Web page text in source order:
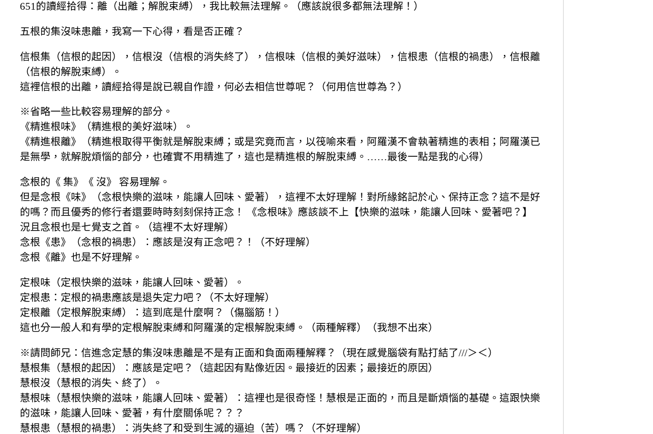
651的讀經拾得：離（出離；解脫束縛），我比較無法理解。（應該說很多都無法理解！）
五根的集沒味患離，我寫一下心得，看是否正確？
信根集（信根的起因），信根沒（信根的消失終了），信根味（信根的美好滋味），信根患（信根的禍患），信根離
（信根的解脫束縛）。
這裡信根的出離，讀經拾得是說已親自作證，何必去相信世尊呢？（何用信世尊為？）
※省略一些比較容易理解的部分。
《精進根味》（精進根的美好滋味）。
《精進根離》（精進根取得平衡就是解脫束縛；或是究竟而言，以筏喻來看，阿羅漢不會執著精進的表相；阿羅漢已
是無學，就解脫煩惱的部分，也確實不用精進了，這也是精進根的解脫束縛。……最後一點是我的心得）
念根的《 集》《 沒》 容易理解。
但是念根《味》（念根快樂的滋味，能讓人回味、愛著），這裡不太好理解！對所緣銘記於心、保持正念？這不是好
的嗎？而且優秀的修行者還要時時刻刻保持正念！ 《念根味》應該談不上【快樂的滋味，能讓人回味、愛著吧？】
況且念根也是七覺支之首。（這裡不太好理解）
念根《患》（念根的禍患）：應該是沒有正念吧？！（不好理解）
念根《離》也是不好理解。
定根味（定根快樂的滋味，能讓人回味、愛著）。
定根患：定根的禍患應該是退失定力吧？（不太好理解）
定根離（定根解脫束縛）：這到底是什麼啊？（傷腦筋！）
這也分一般人和有學的定根解脫束縛和阿羅漢的定根解脫束縛。（兩種解釋）（我想不出來）
※請問師兄：信進念定慧的集沒味患離是不是有正面和負面兩種解釋？（現在感覺腦袋有點打結了///＞＜）
慧根集（慧根的起因）：應該是定吧？（這起因有點像近因。最接近的因素；最接近的原因）
慧根沒（慧根的消失、終了）。
慧根味（慧根快樂的滋味，能讓人回味、愛著）：這裡也是很奇怪！慧根是正面的，而且是斷煩惱的基礎。這跟快樂
的滋味，能讓人回味、愛著，有什麼關係呢？？？
慧根患（慧根的禍患）：消失終了和受到生滅的逼迫（苦）嗎？（不好理解）